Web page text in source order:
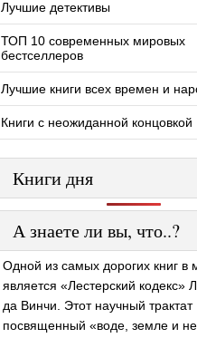
Лучшие детективы
ТОП 10 современных мировых
бестселлеров
Лучшие книги всех времен и
Книги с неожиданной концовкой
Книги дня
А знаете ли вы, что..?
Одной из самых дорогих книг в
является «Лестерский кодекс»
да Винчи. Этот научный трактат
посвященный «воде, земле и